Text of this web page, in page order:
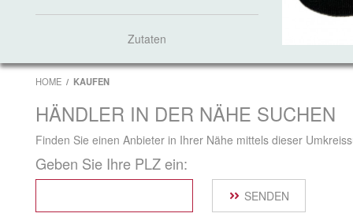
Zutaten
HOME KAUFEN
HÄNDLER IN DER NÄHE SUCHEN
Finden Sie einen Anbieter in Ihrer Nähe mittels dieser
Geben Sie Ihre PLZ ein:
SENDEN